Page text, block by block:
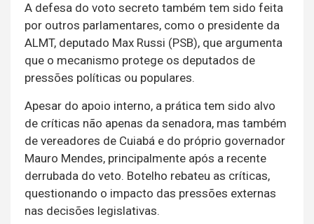
A defesa do voto secreto também tem sido feita
por outros parlamentares, como o presidente da
ALMT, deputado Max Russi (PSB), que argumenta
que o mecanismo protege os deputados de
pressões políticas ou populares.
Apesar do apoio interno, a prática tem sido alvo
de críticas não apenas da senadora, mas também
de vereadores de Cuiabá e do próprio governador
Mauro Mendes, principalmente após a recente
derrubada do veto. Botelho rebateu as críticas,
questionando o impacto das pressões externas
nas decisões legislativas.